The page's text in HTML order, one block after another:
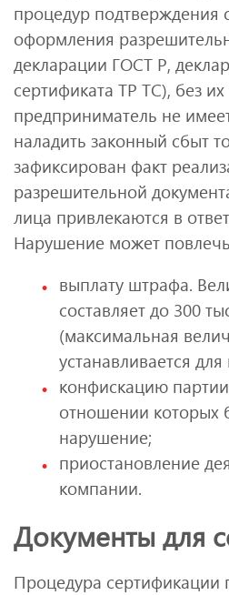
процедур подтверждения
оформления
декларации ГОСТ Р,
сертификата ТР ТС), без их
предприниматель не
наладить законный сбыт
зафиксирован факт
разрешительной
лица привлекаются в
Нарушение может
выплату штрафа.
составляет до 300
(максимальная
устанавливается
конфискацию
отношении которых
нарушение;
приостановление
компании.
Документы для
Процедура сертификации